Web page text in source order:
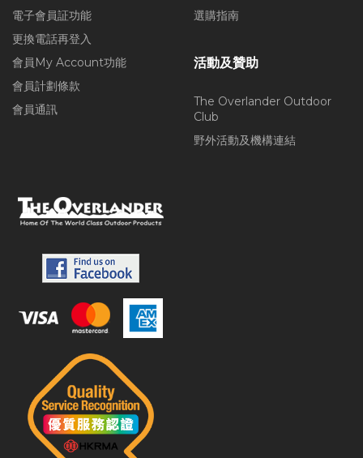
電子會員証功能
更換電話再登入
會員My Account功能
會員計劃條款
會員通訊
選購指南
活動及贊助
The Overlander Outdoor
Club
野外活動及機構連結